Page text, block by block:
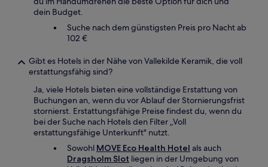
dein Budget.
Suche nach dem günstigsten Preis pro Nacht ab
102 €
Gibt es Hotels in der Nähe von Vallekilde Keramik, die voll
erstattungsfähig sind?
Ja, viele Hotels bieten eine vollständige Erstattung von
Buchungen an, wenn du vor Ablauf der Stornierungsfrist
stornierst. Erstattungsfähige Preise findest du, wenn du
bei der Suche nach Hotels den Filter „Voll
erstattungsfähige Unterkunft" nutzt.
Sowohl MOVE Eco Health Hotel als auch
Dragsholm Slot liegen in der Umgebung von